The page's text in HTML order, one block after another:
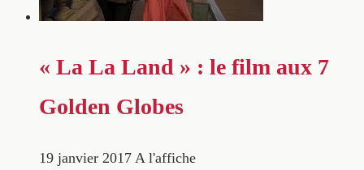
« La La Land » : le film aux 7
Golden Globes
19 janvier 2017 A l'affiche